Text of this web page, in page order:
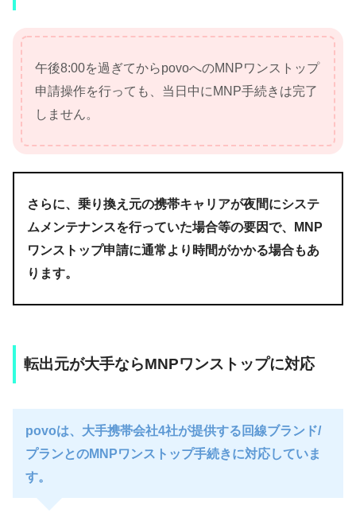
午後8:00を過ぎてからpovoへのMNPワンストップ
申請操作を行っても、当日中にMNP手続きは完了
しません。
さらに、乗り換え元の携帯キャリアが夜間にシステ
ムメンテナンスを行っていた場合等の要因で、MNP
ワンストップ申請に通常より時間がかかる場合もあ
ります。
転出元が大手ならMNPワンストップに対応
povoは、大手携帯会社4社が提供する回線ブランド/
プランとのMNPワンストップ手続きに対応していま
す。